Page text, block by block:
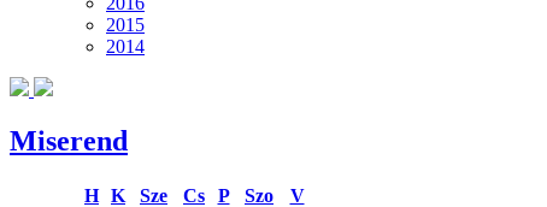
2015
2014
Miserend
H K Sze Cs P Szo
V